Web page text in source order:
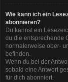
Wie kann ich ein
abonnieren?
Du kannst ein
du die entsprechende
normalerweise ober-
befinden.
Wenn du bei der
sobald eine Antwort
für dich abonniert.